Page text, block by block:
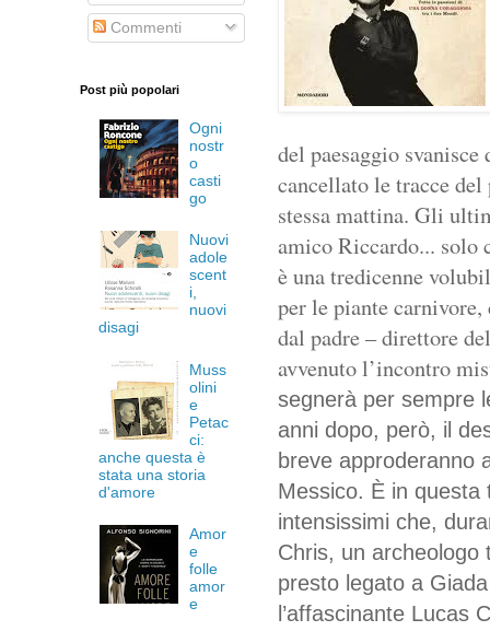
del paesaggio svanisce
cancellato le tracce del
stessa mattina. Gli
amico Riccardo... solo
è una tredicenne
per le piante
dal padre – direttore
avvenuto l’incontro
segnerà per sempre
anni dopo, però, il
breve approderanno
Messico. È in questa
intensissimi che,
Chris, un archeologo
presto legato a
l’affascinante Lucas
Commenti
Post più popolari
Ogni
nostr
o
casti
go
Nuovi
adole
scent
i,
nuovi
disagi
Muss
olini
e
Petac
ci:
anche questa è
stata una storia
d'amore
Amor
e
folle
amor
e